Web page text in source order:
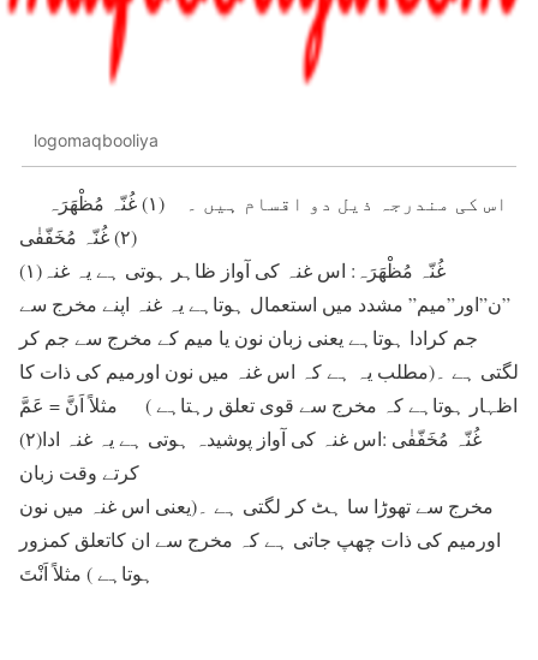
logomaqbooliya
اس کی مندرجہ ذیل دو اقسام ہیں ۔ (۱) غُنّہ مُظْھَرَہ
(۲) غُنّہ مُخَفّفٰی
(۱)غُنّہ مُظْھَرَہ: اس غنہ کی آواز ظاہر ہوتی ہے یہ غنہ
”ن”اور”میم” مشدد میں استعمال ہوتاہے یہ غنہ اپنے مخرج سے
جم کرادا ہوتاہے یعنی زبان نون یا میم کے مخرج سے جم کر
لگتی ہے ۔(مطلب یہ ہے کہ اس غنہ میں نون اورمیم کی ذات کا
اظہار ہوتاہے کہ مخرج سے قوی تعلق رہتاہے ) مثلاً اَنَّ = عَمَّ
(۲)غُنّہ مُخَفّفٰی :اس غنہ کی آواز پوشیدہ ہوتی ہے یہ غنہ ادا
کرتے وقت زبان
مخرج سے تھوڑا سا ہٹ کر لگتی ہے ۔(یعنی اس غنہ میں نون
اورمیم کی ذات چھپ جاتی ہے کہ مخرج سے ان کاتعلق کمزور
ہوتاہے ) مثلاً اَنْتَ